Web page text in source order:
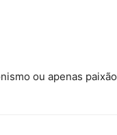
ou apenas